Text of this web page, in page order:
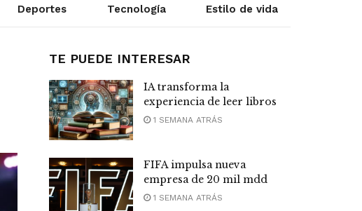
Deportes Tecnología Estilo de vida
TE PUEDE INTERESAR
IA transforma la
experiencia de leer libros
1 SEMANA ATRÁS
FIFA impulsa nueva
empresa de 20 mil mdd
1 SEMANA ATRÁS